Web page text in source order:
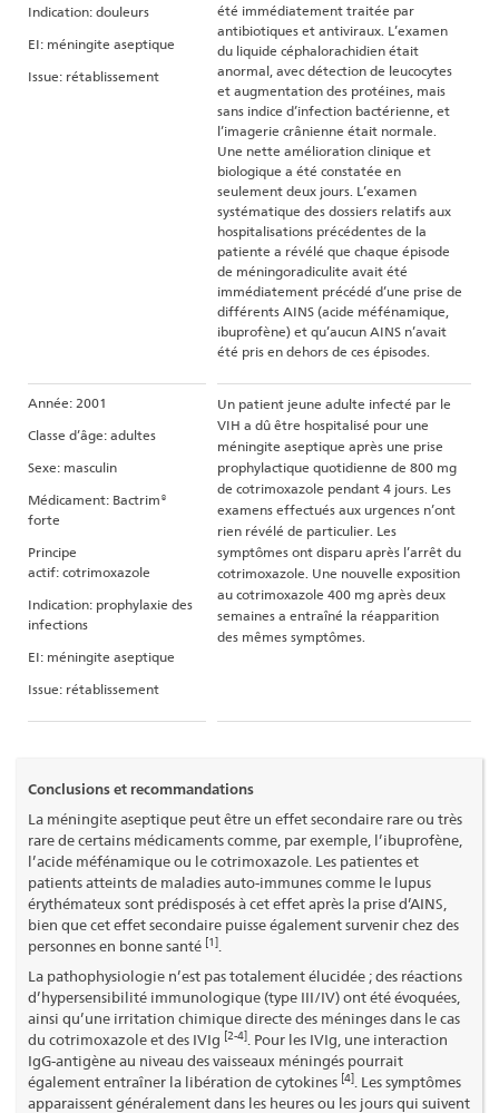
Indication: douleurs
EI: méningite aseptique
Issue: rétablissement
été immédiatement traitée par
antibiotiques et antiviraux. L’examen
du liquide céphalorachidien était
anormal, avec détection de leucocytes
et augmentation des protéines, mais
sans indice d’infection bactérienne, et
l’imagerie crânienne était normale.
Une nette amélioration clinique et
biologique a été constatée en
seulement deux jours. L’examen
systématique des dossiers relatifs aux
hospitalisations précédentes de la
patiente a révélé que chaque épisode
de méningoradiculite avait été
immédiatement précédé d’une prise de
différents AINS (acide méfénamique,
ibuprofène) et qu’aucun AINS n’avait
été pris en dehors de ces épisodes.
Année: 2001
Classe d’âge: adultes
Sexe: masculin
Médicament: Bactrim®
forte
Principe
actif: cotrimoxazole
Indication: prophylaxie des
infections
EI: méningite aseptique
Issue: rétablissement
Un patient jeune adulte infecté par le
VIH a dû être hospitalisé pour une
méningite aseptique après une prise
prophylactique quotidienne de 800 mg
de cotrimoxazole pendant 4 jours. Les
examens effectués aux urgences n’ont
rien révélé de particulier. Les
symptômes ont disparu après l’arrêt du
cotrimoxazole. Une nouvelle exposition
au cotrimoxazole 400 mg après deux
semaines a entraîné la réapparition
des mêmes symptômes.
Conclusions et recommandations
La méningite aseptique peut être un effet secondaire rare ou très
rare de certains médicaments comme, par exemple, l’ibuprofène,
l’acide méfénamique ou le cotrimoxazole. Les patientes et
patients atteints de maladies auto-immunes comme le lupus
érythémateux sont prédisposés à cet effet après la prise d’AINS,
bien que cet effet secondaire puisse également survenir chez des
personnes en bonne santé [1]
La pathophysiologie n’est pas totalement élucidée ; des réactions
d’hypersensibilité immunologique (type III/IV) ont été évoquées,
ainsi qu’une irritation chimique directe des méninges dans le cas
du cotrimoxazole et des IVIg [2-4] . Pour les IVIg, une interaction
IgG-antigène au niveau des vaisseaux méningés pourrait
également entraîner la libération de cytokines [4] . Les symptômes
apparaissent généralement dans les heures ou les jours qui suivent